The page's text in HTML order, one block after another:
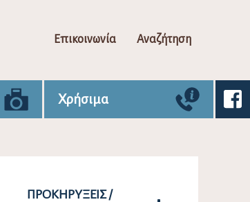
Επικοινωνία Αναζήτηση
Χρήσιμα
ΠΡΟΚΗΡΎΞΕΙΣ /